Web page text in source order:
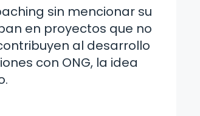
sin mencionar su
en proyectos que no
al desarrollo
con ONG, la idea